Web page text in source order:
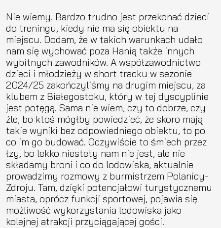
Nie wiemy. Bardzo trudno jest przekonać dzieci
do treningu, kiedy nie ma się obiektu na
miejscu. Dodam, że w takich warunkach udało
nam się wychować poza Hanią także innych
wybitnych zawodników. A współzawodnictwo
dzieci i młodzieży w short tracku w sezonie
2024/25 zakończyliśmy na drugim miejscu, za
klubem z Białegostoku, który w tej dyscyplinie
jest potęgą. Sama nie wiem, czy to dobrze, czy
źle, bo ktoś mógłby powiedzieć, że skoro mają
takie wyniki bez odpowiedniego obiektu, to po
co im go budować. Oczywiście to śmiech przez
łzy, bo lekko niestety nam nie jest, ale nie
składamy broni i co do lodowiska, aktualnie
prowadzimy rozmowy z burmistrzem Polanicy-
Zdroju. Tam, dzięki potencjałowi turystycznemu
miasta, oprócz funkcji sportowej, pojawia się
możliwość wykorzystania lodowiska jako
kolejnej atrakcji przyciągającej gości.